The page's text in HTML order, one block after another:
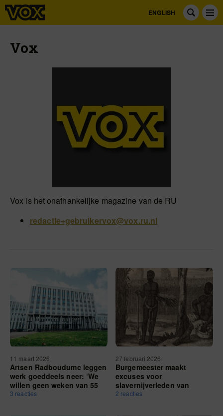
ENGLISH
Vox
Vox is het onafhankelijke magazine van de RU
redactie+gebruikervox@vox.ru.nl
11 maart 2026
Artsen Radboudumc leggen
werk goeddeels neer: ‘We
willen geen weken van 55
uur meer’
3 reacties
27 februari 2026
Burgemeester maakt
excuses voor
slavernijverleden van
Nijmegen: ‘Met pijn en
2 reacties